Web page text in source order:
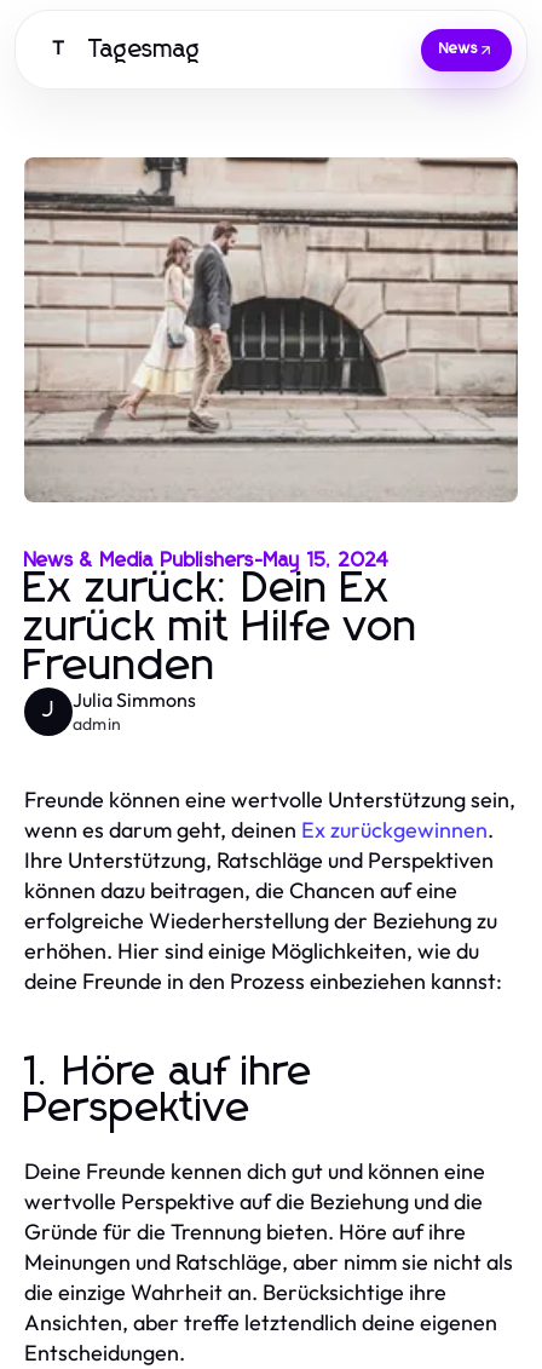
T Tagesmag News
News & Media Publishers-May 15, 2024
Ex zurück: Dein Ex
zurück mit Hilfe von
Freunden
J Julia Simmons
admin
Freunde können eine wertvolle Unterstützung sein,
wenn es darum geht, deinen Ex zurückgewinnen.
Ihre Unterstützung, Ratschläge und Perspektiven
können dazu beitragen, die Chancen auf eine
erfolgreiche Wiederherstellung der Beziehung zu
erhöhen. Hier sind einige Möglichkeiten, wie du
deine Freunde in den Prozess einbeziehen kannst:
1. Höre auf ihre
Perspektive
Deine Freunde kennen dich gut und können eine
wertvolle Perspektive auf die Beziehung und die
Gründe für die Trennung bieten. Höre auf ihre
Meinungen und Ratschläge, aber nimm sie nicht als
die einzige Wahrheit an. Berücksichtige ihre
Ansichten, aber treffe letztendlich deine eigenen
Entscheidungen.